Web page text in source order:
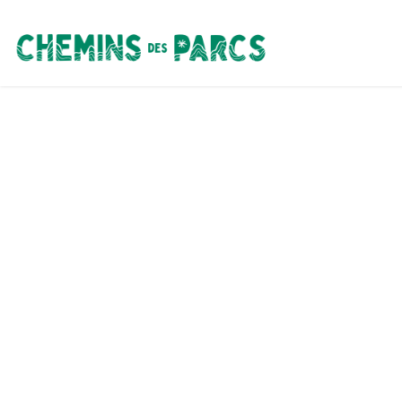
Chemins des Parcs